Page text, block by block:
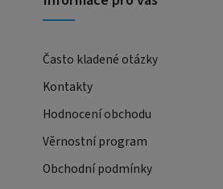
Často kladené otázky
Kontakty
Hodnocení obchodu
Věrnostní program
Obchodní podmínky